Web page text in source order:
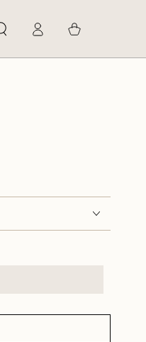
ConnexionPanier